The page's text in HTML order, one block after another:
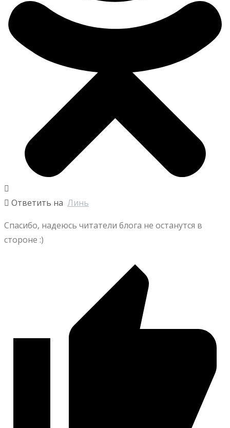
Ответить на Линь
Спасибо, надеюсь читатели блога не останутся в
стороне :)